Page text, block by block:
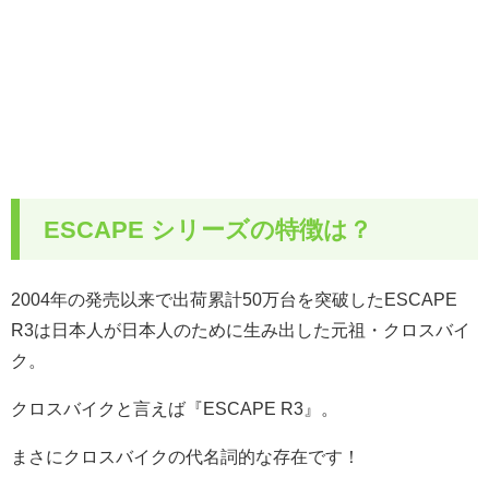
ESCAPE シリーズの特徴は？
2004年の発売以来で出荷累計50万台を突破したESCAPE
R3は日本人が日本人のために生み出した元祖・クロスバイ
ク。
クロスバイクと言えば『ESCAPE R3』。
まさにクロスバイクの代名詞的な存在です！